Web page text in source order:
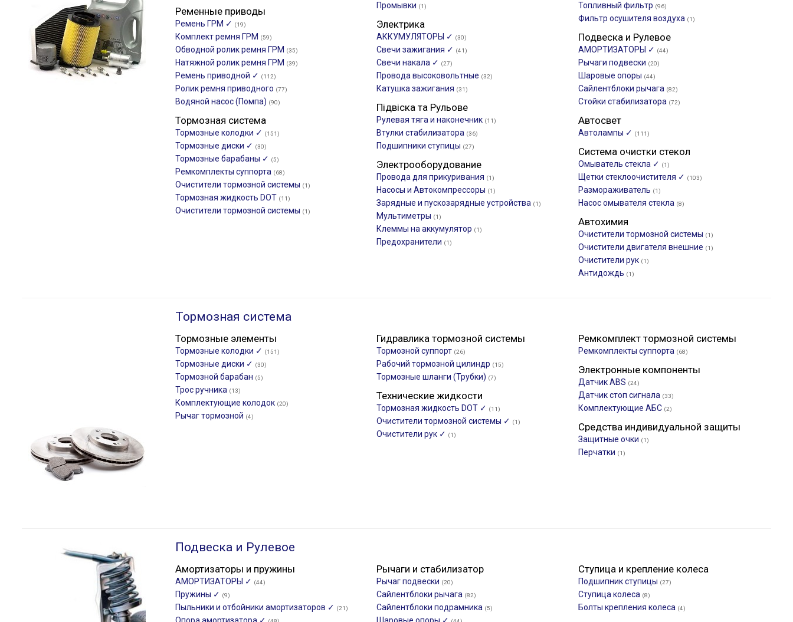
Промывки (1) Топливный фильтр (96)
Фильтр осушителя воздуха (1)
Ременные приводы
Ремень ГРМ ✓ (19)
Комплект ремня ГРМ (59)
Обводной ролик ремня ГРМ (35)
Натяжной ролик ремня ГРМ (39)
Ремень приводной ✓ (112)
Ролик ремня приводного (77)
Водяной насос (Помпа) (90)
Электрика
АККУМУЛЯТОРЫ ✓ (30)
Свечи зажигания ✓ (41)
Свечи накала ✓ (27)
Провода высоковольтные (32)
Катушка зажигания (31)
Подвеска и Рулевое
АМОРТИЗАТОРЫ ✓ (44)
Рычаги подвески (20)
Шаровые опоры (44)
Сайлентблоки рычага (82)
Стойки стабилизатора (72)
Підвіска та Рульове
Рулевая тяга и наконечник (11)
Втулки стабилизатора (36)
Подшипники ступицы (27)
Тормозная система
Тормозные колодки ✓ (151)
Тормозные диски ✓ (30)
Тормозные барабаны ✓ (5)
Ремкомплекты суппорта (68)
Очистители тормозной системы (1)
Тормозная жидкость DOT (11)
Очистители тормозной системы (1)
Автосвет
Автолампы ✓ (111)
Система очистки стекол
Омыватель стекла ✓ (1)
Щетки стеклоочистителя ✓ (103)
Размораживатель (1)
Насос омывателя стекла (8)
Электрооборудование
Провода для прикуривания (1)
Насосы и Автокомпрессоры (1)
Зарядные и пускозарядные устройства (1)
Мультиметры (1)
Клеммы на аккумулятор (1)
Предохранители (1)
Автохимия
Очистители тормозной системы (1)
Очистители двигателя внешние (1)
Очистители рук (1)
Антидождь (1)
Тормозная система
Тормозные элементы
Тормозные колодки ✓ (151)
Тормозные диски ✓ (30)
Тормозной барабан (5)
Трос ручника (13)
Комплектующие колодок (20)
Рычаг тормозной (4)
Гидравлика тормозной системы
Тормозной суппорт (26)
Рабочий тормозной цилиндр (15)
Тормозные шланги (Трубки) (7)
Ремкомплект тормозной системы
Ремкомплекты суппорта (68)
Электронные компоненты
Датчик ABS (24)
Датчик стоп сигнала (33)
Комплектующие АБС (2)
Технические жидкости
Тормозная жидкость DOT ✓ (11)
Очистители тормозной системы ✓ (1)
Очистители рук ✓ (1)
Средства индивидуальной защиты
Защитные очки (1)
Перчатки (1)
Подвеска и Рулевое
Амортизаторы и пружины
АМОРТИЗАТОРЫ ✓ (44)
Пружины ✓ (9)
Пыльники и отбойники амортизаторов ✓ (21)
Рычаги и стабилизатор
Рычаг подвески (20)
Сайлентблоки рычага (82)
Сайлентблоки подрамника (5)
Ступица и крепление колеса
Подшипник ступицы (27)
Ступица колеса (8)
Болты крепления колеса (4)